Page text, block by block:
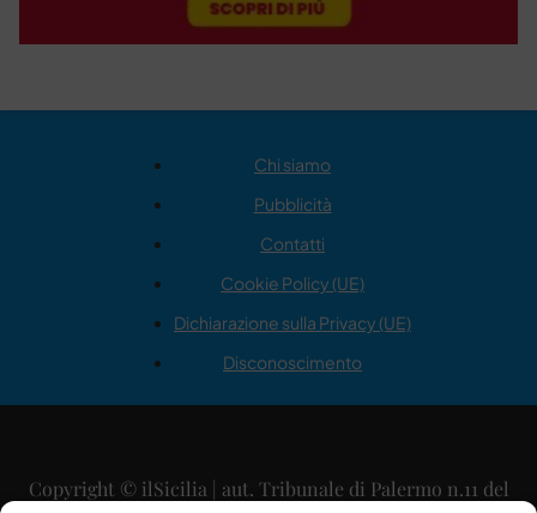
Chi siamo
Pubblicità
Contatti
Cookie Policy (UE)
Dichiarazione sulla Privacy (UE)
Disconoscimento
Copyright © ilSicilia | aut. Tribunale di Palermo n.11 del